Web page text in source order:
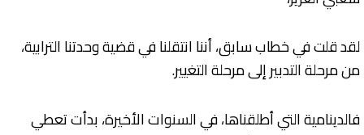
لقد قلت في خطاب سابق، أننا انتقلنا في قضية وحدتنا الترابية،
من مرحلة التدبير إلى مرحلة التغيير.
فالدينامية التي أطلقناها، في السنوات الأخيرة، بدأت تعطي